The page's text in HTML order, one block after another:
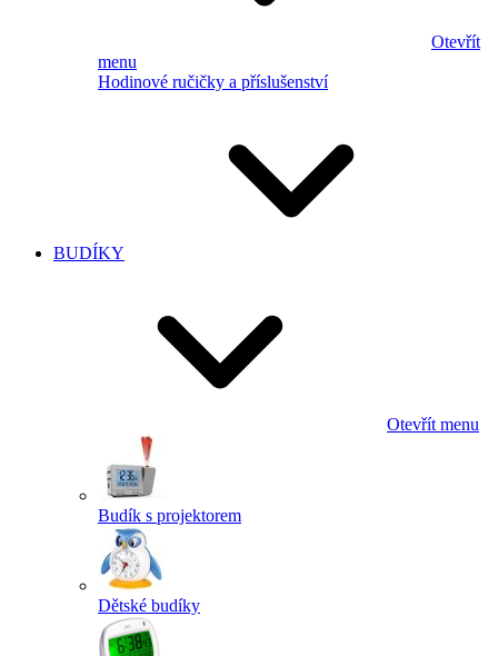
Otevřít
menu
Hodinové ručičky a příslušenství
BUDÍKY
Otevřít menu
Budík s projektorem
Dětské budíky